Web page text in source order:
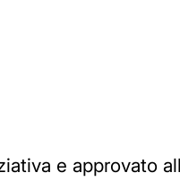
e approvato